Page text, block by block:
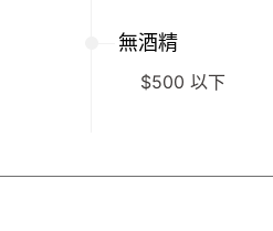
無酒精
$500 以下